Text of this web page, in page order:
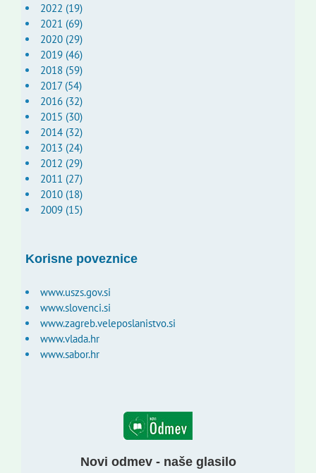
2022 (19)
2021 (69)
2020 (29)
2019 (46)
2018 (59)
2017 (54)
2016 (32)
2015 (30)
2014 (32)
2013 (24)
2012 (29)
2011 (27)
2010 (18)
2009 (15)
Korisne poveznice
www.uszs.gov.si
www.slovenci.si
www.zagreb.veleposlanistvo.si
www.vlada.hr
www.sabor.hr
Novi odmev - naše glasilo